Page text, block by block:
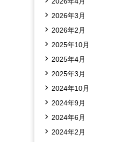
2026年3月
2026年2月
2025年10月
2025年4月
2025年3月
2024年10月
2024年9月
2024年6月
2024年2月